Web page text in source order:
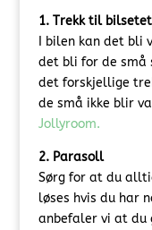
1. Trekk til bilsetet
I bilen kan det
det bli for de små
det forskjellige
de små ikke blir
Jollyroom.
2. Parasoll
Sørg for at du
løses hvis du har
anbefaler vi at du